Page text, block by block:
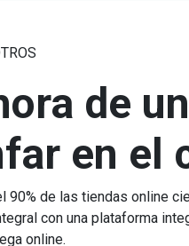
de
en el
90% de las tiendas online
con una plataforma
online.